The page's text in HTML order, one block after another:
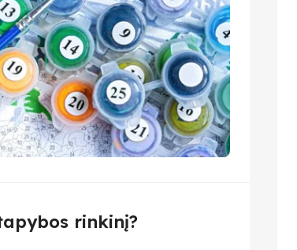
rinkinį?